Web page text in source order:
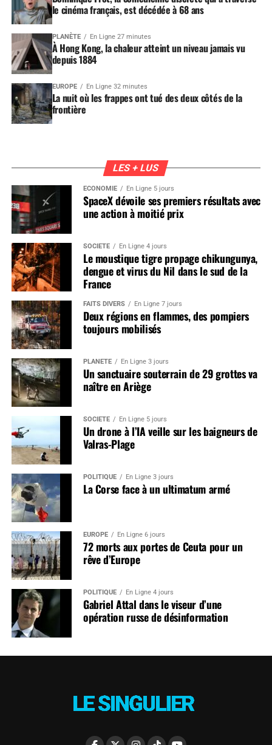
le cinéma français, est décédée à 68 ans
PLANÈTE En Ligne 27 minutes
À Hong Kong, la chaleur atteint un niveau jamais vu
depuis 1884
EUROPE En Ligne 32 minutes
La nuit où les frappes ont tué des deux côtés de la
frontière
LES + LUS
ÉCONOMIE En Ligne 5 jours
SpaceX dévoile ses premiers résultats avec
une action à moitié prix
SOCIÉTÉ En Ligne 4 jours
Le moustique tigre propage chikungunya,
dengue et virus du Nil dans le sud de la
France
FAITS DIVERS En Ligne 7 jours
Deux régions en flammes, des pompiers
toujours mobilisés
PLANÈTE En Ligne 3 jours
Un sanctuaire souterrain de 29 grottes va
naître en Ariège
SOCIÉTÉ En Ligne 5 jours
Un drone à l’IA veille sur les baigneurs de
Valras-Plage
POLITIQUE En Ligne 3 jours
La Corse face à un ultimatum armé
EUROPE En Ligne 6 jours
72 morts aux portes de Ceuta pour un
rêve d’Europe
POLITIQUE En Ligne 4 jours
Gabriel Attal dans le viseur d’une
opération russe de désinformation